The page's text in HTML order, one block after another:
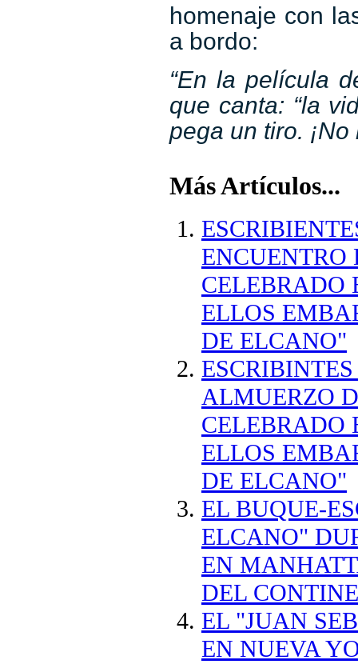
homenaje con
a bordo:
“En la película
que canta: “la
pega un tiro. ¡No
Más Artículos...
ENCUENTRO
CELEBRADO
ELLOS
DE ELCANO"
ALMUERZO
CELEBRADO
ELLOS
DE ELCANO"
EL BUQUE-
ELCANO"
EN
DEL
EL "JUAN
EN NUEVA